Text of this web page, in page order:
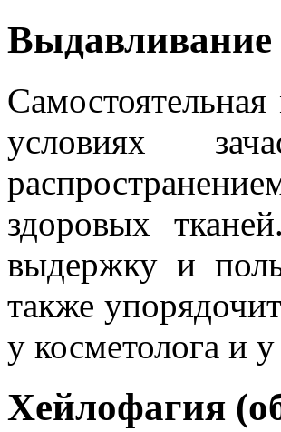
условиях
здоровых
выдержку и
также
у косметолога и
Хейлофагия